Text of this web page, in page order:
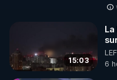
▶ 10 % de réduction
Rendez-vous sur
code : REGENERE10
15:03
LEF
6